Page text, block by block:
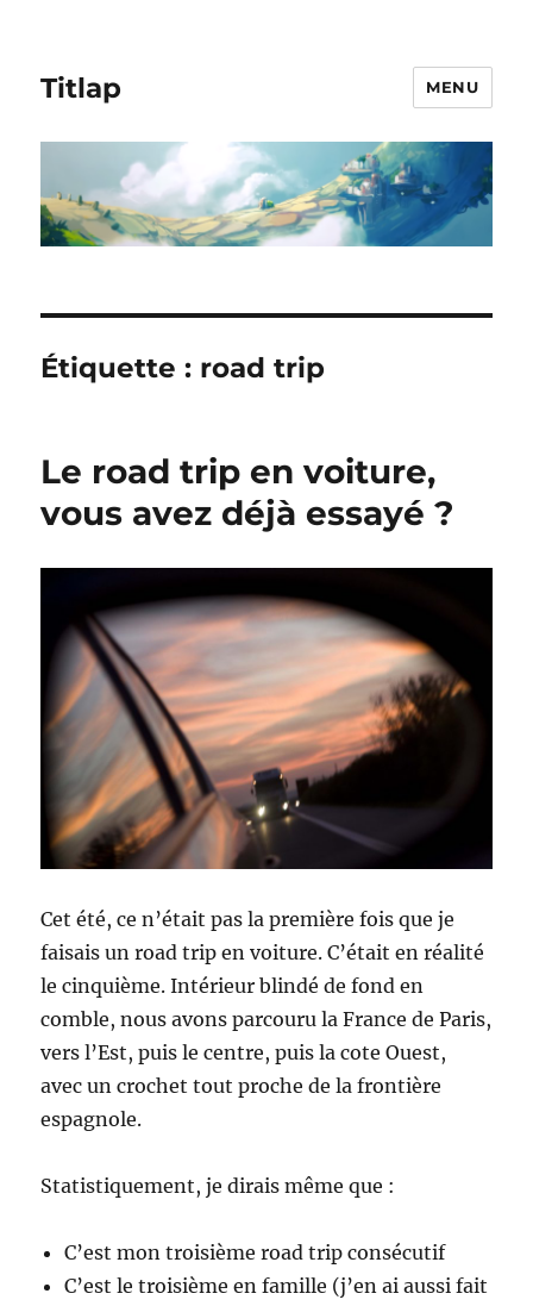
Titlap MENU
Étiquette : road trip
Le road trip en voiture,
vous avez déjà essayé ?
Cet été, ce n’était pas la première fois que je
faisais un road trip en voiture. C’était en réalité
le cinquième. Intérieur blindé de fond en
comble, nous avons parcouru la France de Paris,
vers l’Est, puis le centre, puis la cote Ouest,
avec un crochet tout proche de la frontière
espagnole.
Statistiquement, je dirais même que :
C’est mon troisième road trip consécutif
C’est le troisième en famille (j’en ai aussi fait